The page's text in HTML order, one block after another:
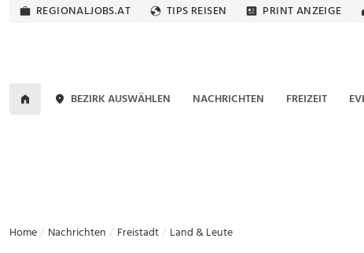
REGIONALJOBS.AT TIPS REISEN PRINT ANZEIGE
BEZIRK AUSWÄHLEN NACHRICHTEN FREIZEIT
Home Nachrichten Freistadt Land & Leute